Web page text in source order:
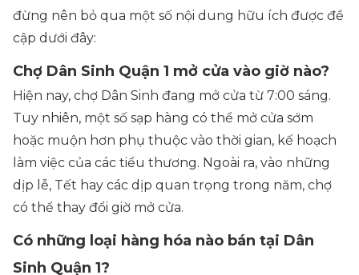
đừng nên bỏ qua một số nội dung hữu ích được đề
cập dưới đây:
Chợ Dân Sinh Quận 1 mở cửa vào giờ nào?
Hiện nay, chợ Dân Sinh đang mở cửa từ 7:00 sáng.
Tuy nhiên, một số sạp hàng có thể mở cửa sớm
hoặc muộn hơn phụ thuộc vào thời gian, kế hoạch
làm việc của các tiểu thương. Ngoài ra, vào những
dịp lễ, Tết hay các dịp quan trọng trong năm, chợ
có thể thay đổi giờ mở cửa.
Có những loại hàng hóa nào bán tại Dân
Sinh Quận 1?